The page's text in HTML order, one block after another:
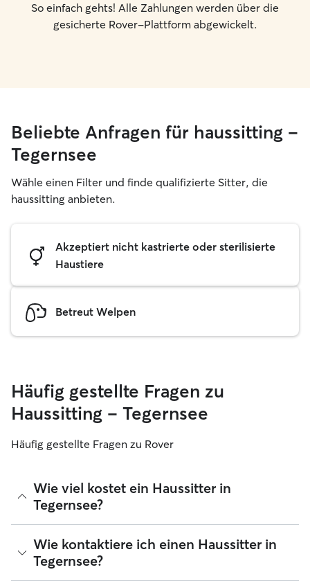
So einfach gehts! Alle Zahlungen werden über die
gesicherte Rover-Plattform abgewickelt.
Beliebte Anfragen für haussitting –
Tegernsee
Wähle einen Filter und finde qualifizierte Sitter, die
haussitting anbieten.
Akzeptiert nicht kastrierte oder sterilisierte
Haustiere
Betreut Welpen
Häufig gestellte Fragen zu
Haussitting – Tegernsee
Häufig gestellte Fragen zu Rover
Wie viel kostet ein Haussitter in
Tegernsee?
Haussitter können ihre Preise bei Rover frei festlegen. Die
durchschnittlichen Kosten für einen Rover-Haussitter in
Tegernsee betragen seit August 2026 etwa 36 pro Nacht,
einschließlich der Servicegebühren von Rover. Der Preis
Wie kontaktiere ich einen Haussitter in
Tegernsee?